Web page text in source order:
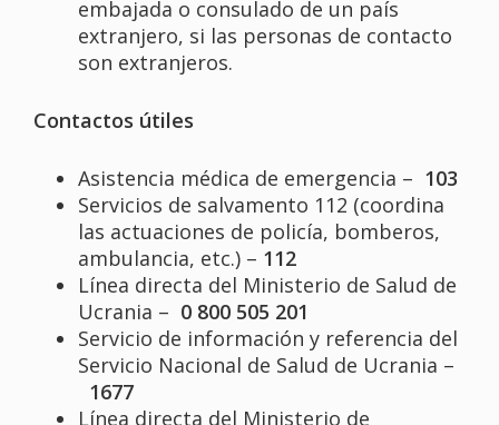
embajada o consulado de un país
extranjero, si las personas de contacto
son extranjeros.
Contactos útiles
Asistencia médica de emergencia – 103
Servicios de salvamento 112 (coordina
las actuaciones de policía, bomberos,
ambulancia, etc.) – 112
Línea directa del Ministerio de Salud de
Ucrania – 0 800 505 201
Servicio de información y referencia del
Servicio Nacional de Salud de Ucrania –
1677
Línea directa del Ministerio de